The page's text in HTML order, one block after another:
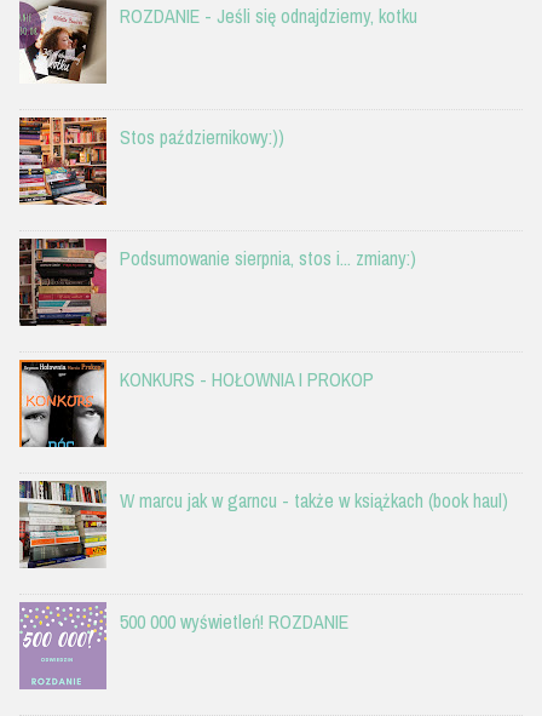
ROZDANIE - Jeśli się odnajdziemy, kotku
Stos październikowy:))
Podsumowanie sierpnia, stos i... zmiany:)
KONKURS - HOŁOWNIA I PROKOP
W marcu jak w garncu - także w książkach (book haul)
500 000 wyświetleń! ROZDANIE